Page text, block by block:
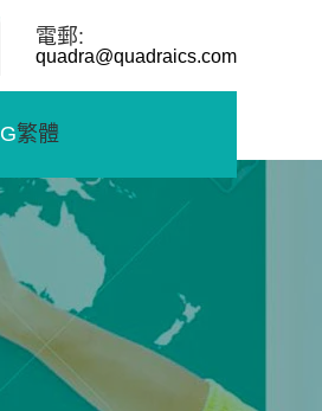
電郵:
quadra@quadraics.com
繁體